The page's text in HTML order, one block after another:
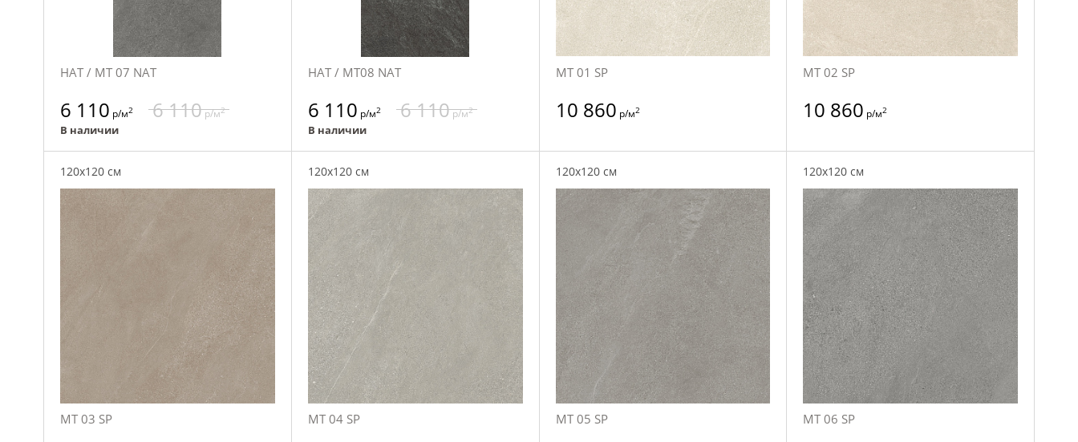
НАТ / MT 07 NAT
6 110 р/м2 6 110р/м2
В наличии
НАТ / MT08 NAT
6 110 р/м2 6 110р/м2
В наличии
MT 01 SP
10 860 р/м2
MT 02 SP
10 860 р/м2
120x120 см
MT 03 SP
120x120 см
MT 04 SP
120x120 см
MT 05 SP
120x120 см
MT 06 SP